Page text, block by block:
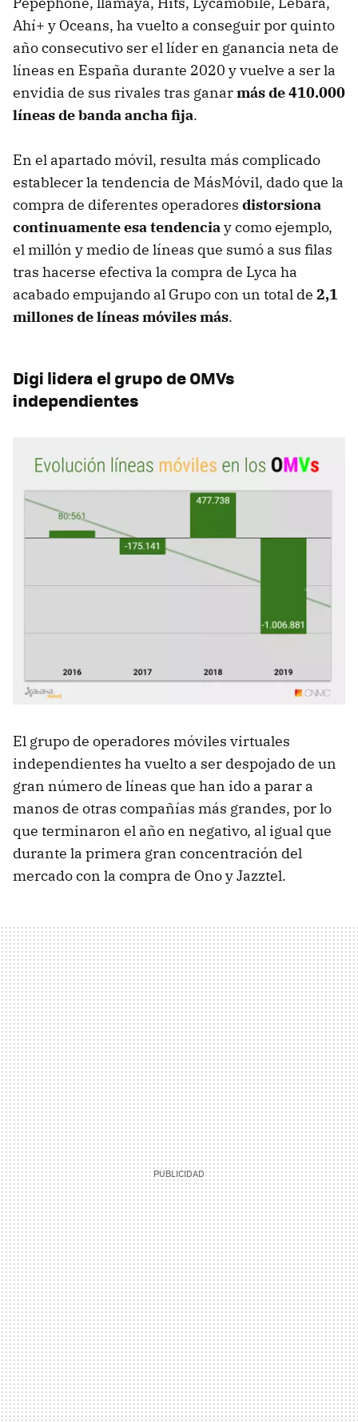
Ahí+ y Oceans, ha vuelto a conseguir por quinto
año consecutivo ser el líder en ganancia neta de
líneas en España durante 2020 y vuelve a ser la
envidia de sus rivales tras ganarmás de 410.000
líneas de banda ancha fija.
En el apartado móvil, resulta más complicado
establecer la tendencia de MásMóvil, dado que la
compra de diferentes operadores distorsiona
continuamente esa tendenciay como ejemplo,
el millón y medio de líneas que sumó a sus filas
tras hacerse efectiva la compra de Lyca ha
acabado empujando al Grupo con un total de 2,1
millones de líneas móviles más.
Digi lidera el grupo de OMVs
independientes
El grupo de operadores móviles virtuales
independientes ha vuelto a ser despojado de un
gran número de líneas que han ido a parar a
manos de otras compañías más grandes, por lo
que terminaron el año en negativo, al igual que
durante la primera gran concentración del
mercado con la compra de Ono y Jazztel.